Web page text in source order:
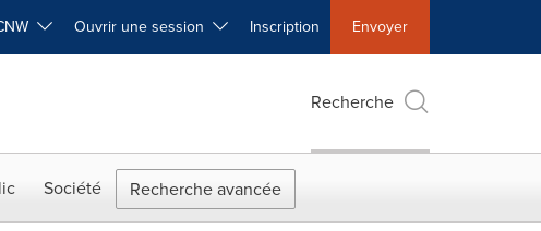
Ouvrir une session Inscription Envoyer
Recherche
Société Recherche avancée